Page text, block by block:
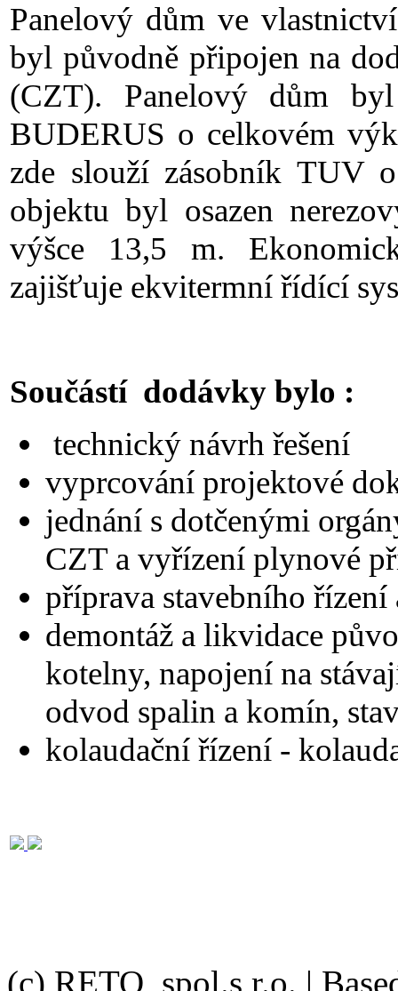
Panelový dům ve
byl původně připojen na
(CZT). Panelový dům
BUDERUS o celkovém
zde slouží zásobník TUV
objektu byl osazen
výšce 13,5 m.
zajišťuje ekvitermní řídící
Součástí dodávky bylo :
technický návrh řešení
vyprcování projektové
jednání s dotčenými
CZT a vyřízení plynové
příprava stavebního
demontáž a likvidace
kotelny, napojení na
odvod spalin a komín,
kolaudační řízení -
(c) RETO, spol.s r.o. |